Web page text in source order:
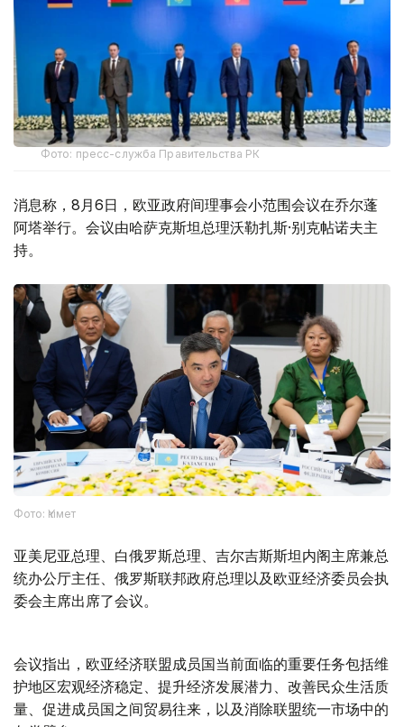
Фото: пресс-служба Правительства РК
消息称，8月6日，欧亚政府间理事会小范围会议在乔尔蓬
阿塔举行。会议由哈萨克斯坦总理沃勒扎斯·别克帖诺夫主
持。
Фото: Үкімет
亚美尼亚总理、白俄罗斯总理、吉尔吉斯斯坦内阁主席兼总
统办公厅主任、俄罗斯联邦政府总理以及欧亚经济委员会执
委会主席出席了会议。
会议指出，欧亚经济联盟成员国当前面临的重要任务包括维
护地区宏观经济稳定、提升经济发展潜力、改善民众生活质
量、促进成员国之间贸易往来，以及消除联盟统一市场中的